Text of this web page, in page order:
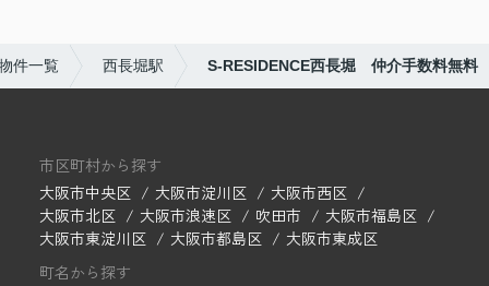
件一覧 西長堀駅 S-RESIDENCE西長堀 仲介手数料無料
市区町村から探す
大阪市中央区
大阪市淀川区
大阪市西区
大阪市北区
大阪市浪速区 吹田市
大阪市福島区
大阪市東淀川区
大阪市都島区
大阪市東成区
町名から探す